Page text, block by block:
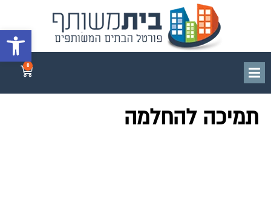
פתח
0
תמיכה להחלמה